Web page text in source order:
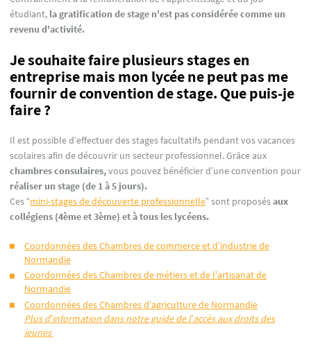
étudiant, la gratification de stage n'est pas considérée comme un
revenu d'activité.
Je souhaite faire plusieurs stages en
entreprise mais mon lycée ne peut pas me
fournir de convention de stage. Que puis-je
faire ?
Il est possible d’effectuer des stages facultatifs pendant vos vacances
scolaires afin de découvrir un secteur professionnel. Grâce aux
chambres consulaires,vous pouvez bénéficier d’une convention pour
réaliser un stage (de 1 à 5 jours).
Ces “mini-stages de découverte professionnelle” sont proposésaux
collégiens (4ème et 3ème) et à tous les lycéens.
Coordonnées des Chambres de commerce et d’industrie de
Normandie
Coordonnées des Chambres de métiers et de l’artisanat de
Normandie
Coordonnées des Chambres d’agriculture de Normandie
Plus d’information dans notre guide de l’accès aux droits des
jeunes